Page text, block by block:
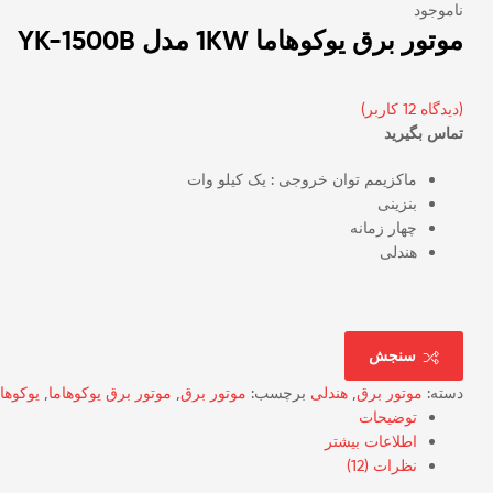
ناموجود
موتور برق یوکوهاما 1KW مدل YK-1500B
(دیدگاه 12 کاربر)
تماس بگیرید
ماکزیمم توان خروجی : یک کیلو وات
بنزینی
چهار زمانه
هندلی
سنجش
دسته: موتور برق هندلی برچسب: موتور برق موتور برق یوکوهاما
توضیحات
اطلاعات بیشتر
نظرات (12)